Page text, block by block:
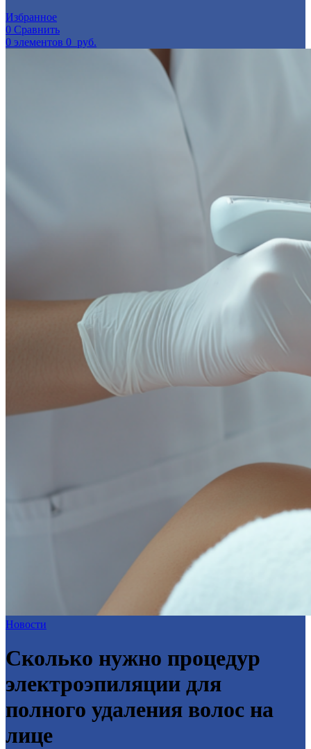
Избранное
0 Сравнить
0 элементов 0 руб.
Новости
Сколько нужно процедур
электроэпиляции для
полного удаления волос на
лице